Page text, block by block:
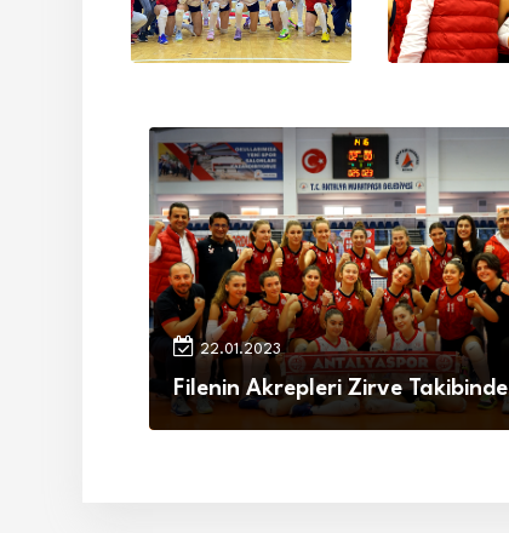
22.01.2023
Filenin Akrepleri Zirve Takibinde